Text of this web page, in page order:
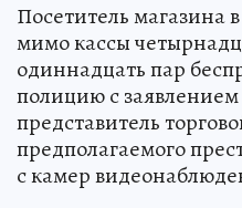
Посетитель магазина
мимо кассы
одиннадцать пар
полицию с
представитель
предполагаемого
с камер